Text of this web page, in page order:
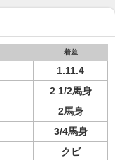
着差
1.11.4
2 1/2馬身
2馬身
3/4馬身
クビ